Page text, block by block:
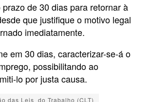
de 30 dias para retornar à
que justifique o motivo legal
imediatamente.
em 30 dias, caracterizar-se-á o
possibilitando ao
lo por justa causa.
das Leis do Trabalho (CLT)